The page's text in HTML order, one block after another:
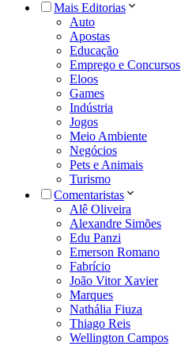
Mais Editorias
Auto
Apostas
Educação
Emprego e Concursos
Eloos
Games
Indústria
Jogos
Meio Ambiente
Negócios
Pets e Animais
Turismo
Comentaristas
Alê Oliveira
Alexandre Simões
Edu Panzi
Emerson Romano
Fabrício
João Vitor Xavier
Marques
Nathália Fiuza
Thiago Reis
Wellington Campos